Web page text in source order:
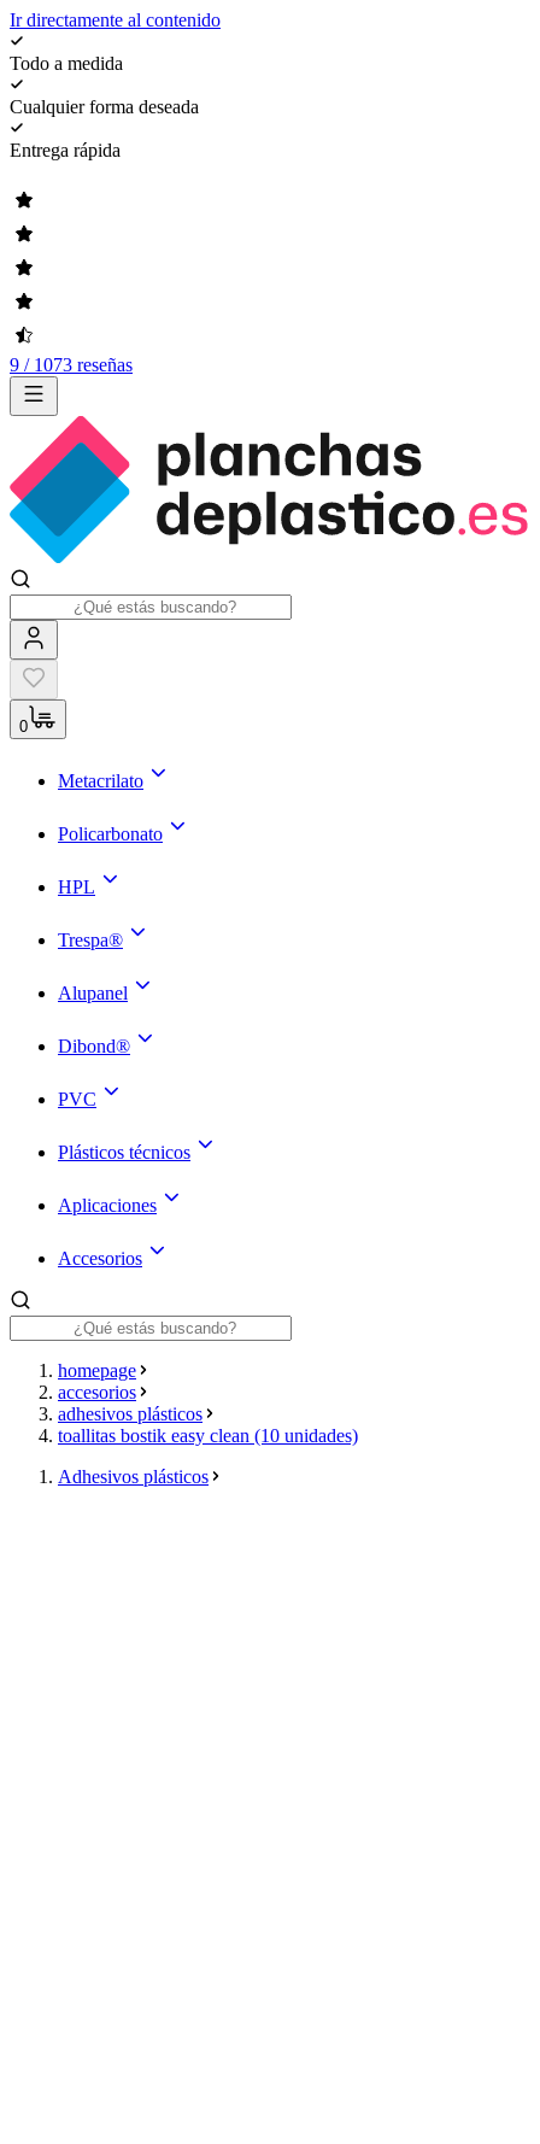
Ir directamente al contenido
Todo a medida
Cualquier forma deseada
Entrega rápida
9 / 1073 reseñas
0
Metacrilato
Policarbonato
HPL
Trespa®
Alupanel
Dibond®
PVC
Plásticos técnicos
Aplicaciones
Accesorios
homepage
accesorios
adhesivos plásticos
toallitas bostik easy clean (10 unidades)
Adhesivos plásticos